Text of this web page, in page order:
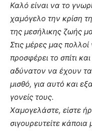
Καλό είναι να το
χαμόγελο την κρίση
της μεσήλικης ζωής
Στις μέρες μας
προσφέρει το σπίτι
αδύνατον να έχουν
μισθό, για αυτό και
γονείς τους.
Χαμογελάστε, είστε
σιγουρευτείτε